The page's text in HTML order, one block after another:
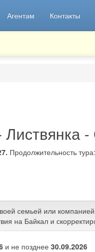
Агентам Контакты
Листвянка
Продолжительность
семьей или
на Байкал и
и не позднее 30.09.2026